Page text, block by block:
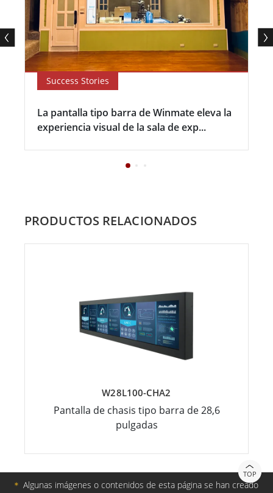
Success Stories
La pantalla tipo barra de Winmate eleva la
experiencia visual de la sala de exp...
PRODUCTOS RELACIONADOS
W28L100-CHA2
Pantalla de chasis tipo barra de 28,6
pulgadas
TOP
＊ Algunas imágenes o contenidos de esta página se han creado